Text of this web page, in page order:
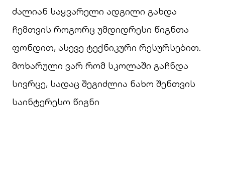
ძალიან საყვარელი ადგილი გახდა
ჩემთვის როგორც უმდიდრესი წიგნთა
ფონდით, ასევე ტექნიკური რესურსებით.
მოხარული ვარ რომ სკოლაში გაჩნდა
სივრცე, სადაც შეგიძლია ნახო შენთვის
საინტერესო წიგნი